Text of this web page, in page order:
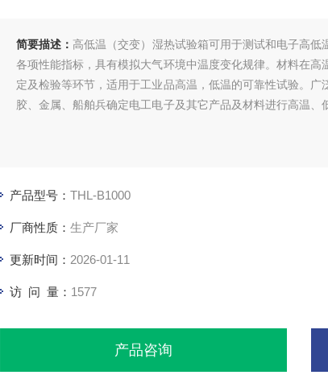
简要描述： 高低温（交变）湿热试验箱可用于测试和电子高
各项性能指标，具有模拟大气环境中温度变化规律。材料在
定及检验等环节，适用于工业品高温，低温的可靠性试验。
胶、金属、船舶兵确定电工电子及其它产品及材料进行高温
产品型号： THL-B1000
厂商性质： 生产厂家
更新时间： 2026-01-11
访 问 量： 1577
产品咨询